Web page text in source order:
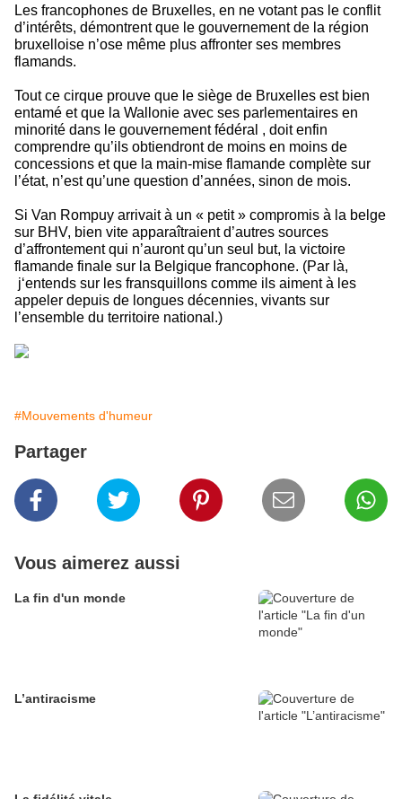
Les francophones de Bruxelles, en ne votant pas le conflit
d’intérêts, démontrent que le gouvernement de la région
bruxelloise n’ose même plus affronter ses membres
flamands.
Tout ce cirque prouve que le siège de Bruxelles est bien
entamé et que la Wallonie avec ses parlementaires en
minorité dans le gouvernement fédéral , doit enfin
comprendre qu’ils obtiendront de moins en moins de
concessions et que la main-mise flamande complète sur
l’état, n’est qu’une question d’années, sinon de mois.
Si Van Rompuy arrivait à un « petit » compromis à la belge
sur BHV, bien vite apparaîtraient d’autres sources
d’affrontement qui n’auront qu’un seul but, la victoire
flamande finale sur la Belgique francophone. (Par là,
j‘entends sur les fransquillons comme ils aiment à les
appeler depuis de longues décennies, vivants sur
l’ensemble du territoire national.)
#Mouvements d'humeur
Partager
Vous aimerez aussi
La fin d'un monde
L’antiracisme